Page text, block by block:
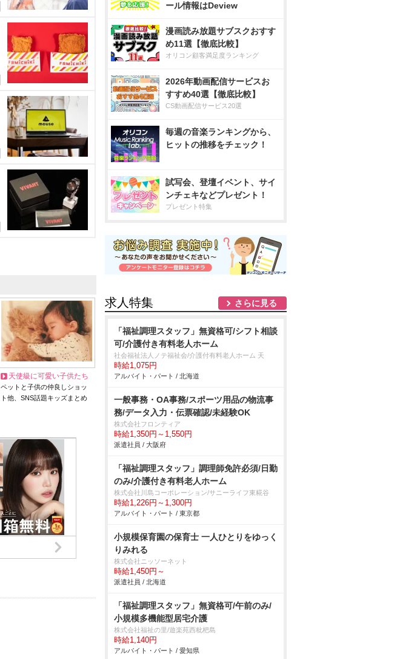
天使級に可愛い子供たち
ペットと子供の仲良しショッ
ト他、SNS話題キッズまとめ
ール情報はDeview
漫画読み放題サブスクおすす
め11選【徹底比較】
オリコン顧客満足度ランキング
2026年動画配信サービスお
すすめ40選【徹底比較】
CS動画配信サービス20選
毎週の音楽ランキングから、
ヒットの推移をチェック！
試写会、登壇イベント、サイ
ンチェキなどプレゼント！
プレゼント特集
求人特集 さらに見る
「福祉調理スタッフ」無資格可/シフト相談
可/介護付き有料老人ホーム
社会福祉法人ノテ福祉会/介護付有料老人ホーム 天
時給1,075円
アルバイト・パート / 北海道
一般事務・OA事務/スポーツ用品の物流事
務/データ入力・伝票確認/未経験OK
株式会社フロンティア
時給1,350円～1,550円
派遣社員 / 大阪府
「福祉調理スタッフ」調理師免許必須/日勤
のみ/介護付き有料老人ホーム
株式会社川島コーポレーション/サニーライフ東糀谷
時給1,226円～1,300円
アルバイト・パート / 東京都
小規模保育園の保育士 一人ひとりをゆっく
りみれる
株式会社ニッソーネット
時給1,450円～
派遣社員 / 北海道
「福祉調理スタッフ」無資格可/午前のみ/
小規模多機能型居宅介護
株式会社福祉の里/遊楽苑西枇杷島
時給1,140円
アルバイト・パート / 愛知県